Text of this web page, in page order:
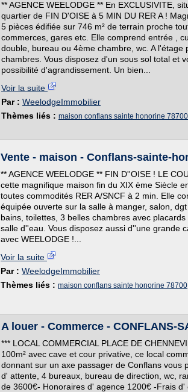
** AGENCE WEELODGE ** En EXCLUSIVITE,
quartier de FIN D'OISE à 5 MIN DU RER A !
5 pièces édifiée sur 746 m² de terrain proche
commerces, gares etc. Elle comprend entrée ,
double, bureau ou 4ème chambre, wc. A l'étage
chambres. Vous disposez d'un sous sol total et
possibilité d'agrandissement. Un bien...
Voir la suite
Par : WeelodgeImmobilier
Thèmes liés : maison conflans sainte honorine 78700
Vente - maison - Conflans-sainte-
** AGENCE WEELODGE ** FIN D''OISE ! LE
cette magnifique maison fin du XIX ème Siècle
toutes commodités RER A/SNCF à 2 min. Elle
équipée ouverte sur la salle à manger, salon,
bains, toilettes, 3 belles chambres avec
salle d''eau. Vous disposez aussi d''une grande
avec WEELODGE !...
Voir la suite
Par : WeelodgeImmobilier
Thèmes liés : maison conflans sainte honorine 78700
A louer - Commerce - CONFLANS-
*** LOCAL COMMERCIAL PLACE DE
100m² avec cave et cour privative, ce local
donnant sur un axe passager de Conflans vous
d' attente, 4 bureaux, bureau de direction, wc,
de 3600€- Honoraires d' agence 1200€ -Frais